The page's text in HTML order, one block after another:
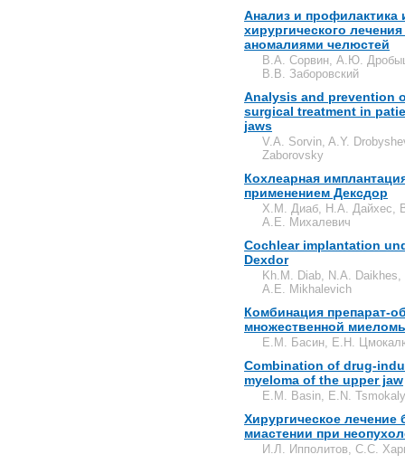
Анализ и профилактика
хирургического
аномалиями челюстей
В.А. Сорвин, А.Ю.
В.В. Заборовский
Analysis and prevention
surgical treatment in
jaws
V.A. Sorvin, A.Y.
Zaborovsky
Кохлеарная
применением Дексдор
Х.М. Диаб, Н.А. Дайхес,
А.Е. Михалевич
Cochlear implantation
Dexdor
Kh.M. Diab, N.A.
A.E. Mikhalevich
Комбинация препарат-
множественной
Е.М. Басин, Е.Н.
Combination of drug-
myeloma of the upper jaw
E.M. Basin, E.N.
Хирургическое
миастении при
И.Л. Ипполитов, С.С.